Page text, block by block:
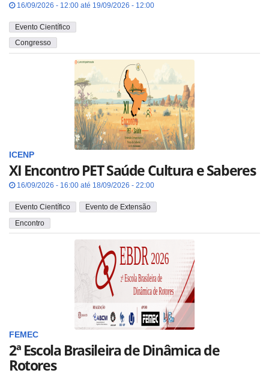
16/09/2026 - 12:00 até 19/09/2026 - 12:00
Evento Científico
Congresso
ICENP
XI Encontro PET Saúde Cultura e Saberes
16/09/2026 - 16:00 até 18/09/2026 - 22:00
Evento Científico
Evento de Extensão
Encontro
FEMEC
2ª Escola Brasileira de Dinâmica de
Rotores